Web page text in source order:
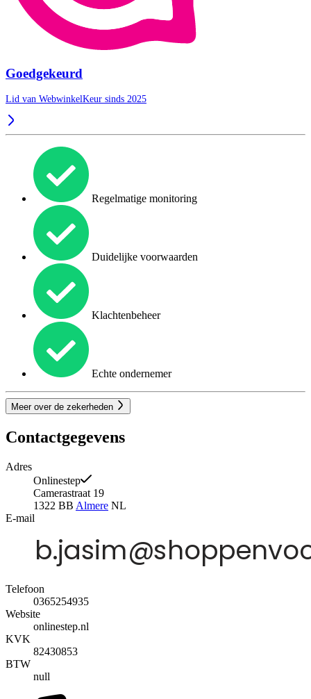
Goedgekeurd
Lid van WebwinkelKeur sinds 2025
Regelmatige monitoring
Duidelijke voorwaarden
Klachtenbeheer
Echte ondernemer
Meer over de zekerheden
Contactgegevens
Adres
Onlinestep
Camerastraat 19
1322 BB Almere NL
E-mail
Telefoon
0365254935
Website
onlinestep.nl
KVK
82430853
BTW
null